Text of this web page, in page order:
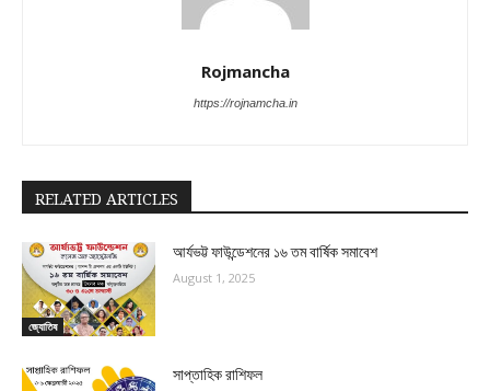
Rojmancha
https://rojnamcha.in
RELATED ARTICLES
জ্যোতিষ
আর্যভট্ট ফাউন্ডেশনের ১৬ তম বার্ষিক সমাবেশ
August 1, 2025
সাপ্তাহিক রাশিফল